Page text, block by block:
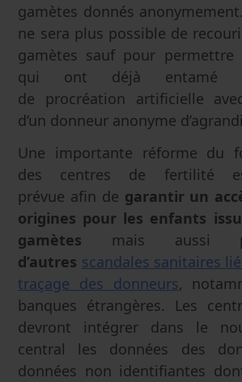
gamètes donnés
ne sera plus possible de
gamètes sauf pour permettre
qui ont déjà entamé
de procréation artificielle
d’un donneur anonyme
Une importante réforme du
des centres de fertilité
prévue afin de garantir un
origines pour les enfants
gamètes mais aussi
d’autres scandales sanitaires
traçage des donneurs,
banques étrangères. Les
devront intégrer dans le
central les données des
données non identifiantes